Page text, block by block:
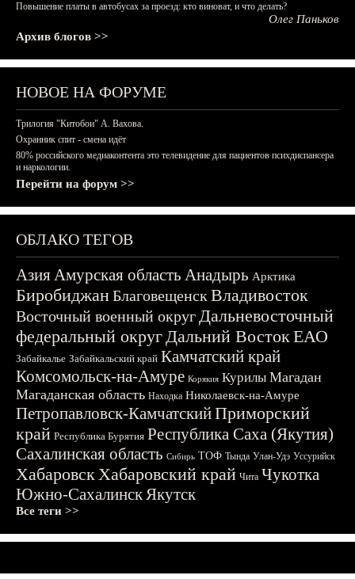
Повышение платы в автобусах за проезд: кто виноват, и что делать?
Олег Паньков
Архив блогов >>
НОВОЕ НА ФОРУМЕ
Трилогия "Китобои" А. Вахова.
Охранник спит - смена идёт
80% российского медиаконтента это телевидение для пациентов психдиспансера
и наркологии.
Перейти на форум >>
ОБЛАКО ТЕГОВ
АзияАмурская область Анадырь Арктика
БиробиджанБлаговещенскВладивосток
Восточный военный округДальневосточный
федеральный округДальний ВостокЕАО
Забайкалье Забайкальский край Камчатский край
Комсомольск-на-Амуре Корякия Курилы Магадан
Магаданская область Находка Николаевск-на-Амуре
Петропавловск-КамчатскийПриморский
край Республика Бурятия Республика Саха (Якутия)
Сахалинская область Сибирь ТОФ Тында Улан-Удэ Уссурийск
ХабаровскХабаровский край Чита Чукотка
Южно-СахалинскЯкутск
Все теги >>